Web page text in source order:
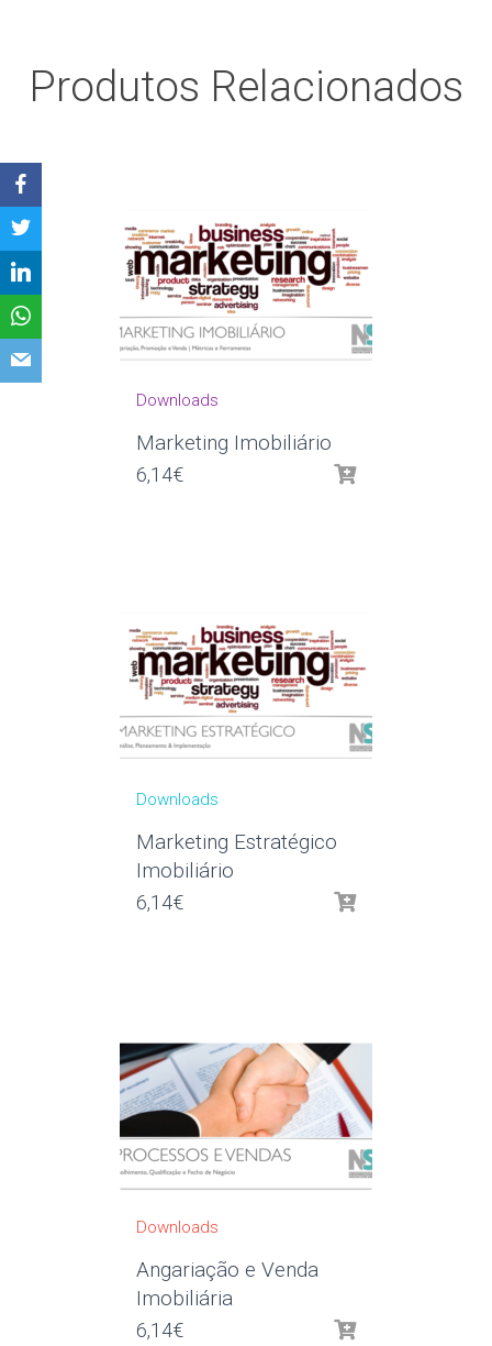
Produtos Relacionados
Downloads
Marketing Imobiliário
6,14€
Downloads
Marketing Estratégico
Imobiliário
6,14€
Downloads
Angariação e Venda
Imobiliária
6,14€